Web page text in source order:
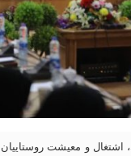
اشتغال و معیشت